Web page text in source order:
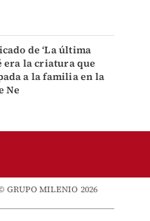
de ‘La última
era la criatura que
a la familia en la
Ne
GRUPO MILENIO 2026